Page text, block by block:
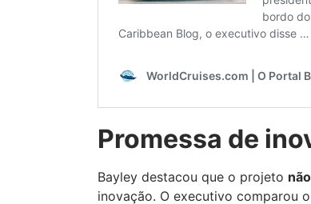
Promessa de
Bayley destacou que o projeto
inovação. O executivo comparou